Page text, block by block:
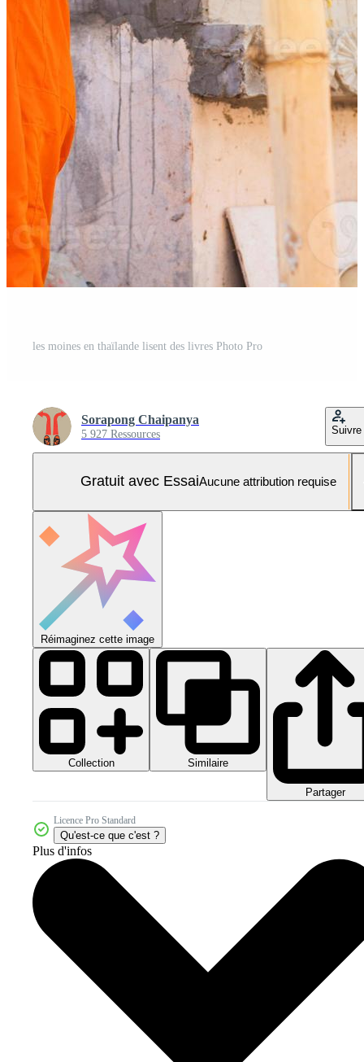
les moines en thaïlande lisent des livres Photo Pro
Sorapong Chaipanya
5 927 Ressources Suivre
Gratuit avec EssaiAucune attribution requise
Réimaginez cette image
Collection Similaire
Partager
Licence Pro Standard
Qu'est-ce que c'est ?
Plus d'infos